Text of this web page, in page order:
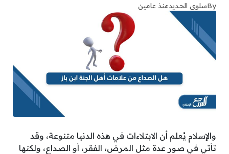
Byسلوى الحديدمنذ عامين
والإسلام يُعلم أن الابتلاءات في هذه الدنيا متنوعة، وقد
تأتي في صور عدة مثل المرض، الفقر، أو الصداع، ولكنها